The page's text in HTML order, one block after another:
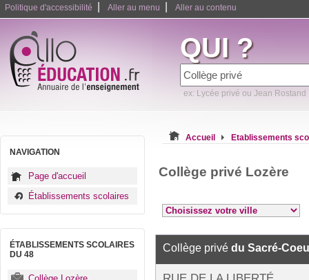
Politique d'accessibilité Aller au menu Aller au contenu
QUI ?
ex: Lycée privé ou Jean Rostand
NAVIGATION
Page d'accueil
Établissements scolaires
ÉTABLISSEMENTS SCOLAIRES
DU 48
Accueil Etablissements
Collège privé Lozère
Collège privé du Sacré-